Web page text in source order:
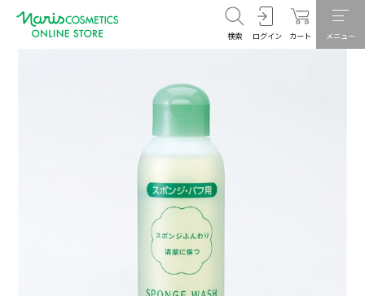
検索 ログイン カート メニュー